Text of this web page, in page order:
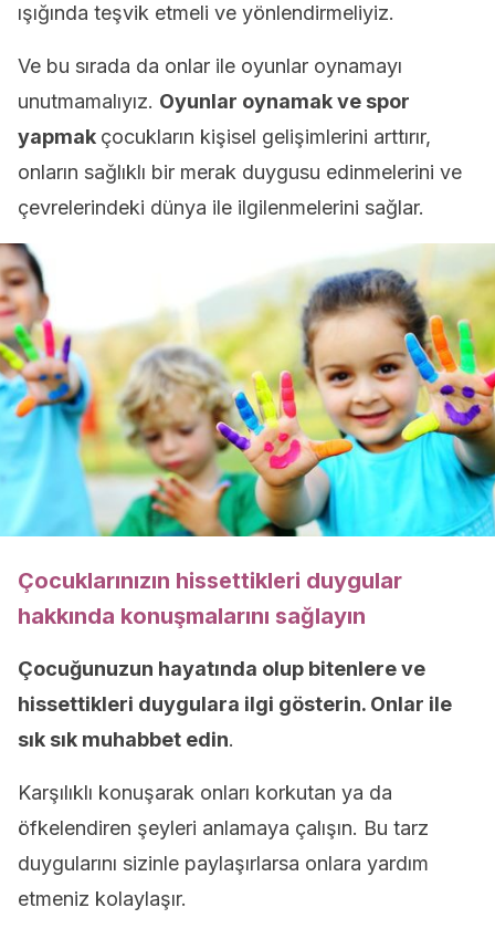
ışığında teşvik etmeli ve yönlendirmeliyiz.
Ve bu sırada da onlar ile oyunlar oynamayı
unutmamalıyız. Oyunlar oynamak ve spor
yapmak çocukların kişisel gelişimlerini arttırır,
onların sağlıklı bir merak duygusu edinmelerini ve
çevrelerindeki dünya ile ilgilenmelerini sağlar.
Çocuklarınızın hissettikleri duygular
hakkında konuşmalarını sağlayın
Çocuğunuzun hayatında olup bitenlere ve
hissettikleri duygulara ilgi gösterin. Onlar ile
sık sık muhabbet edin.
Karşılıklı konuşarak onları korkutan ya da
öfkelendiren şeyleri anlamaya çalışın. Bu tarz
duygularını sizinle paylaşırlarsa onlara yardım
etmeniz kolaylaşır.